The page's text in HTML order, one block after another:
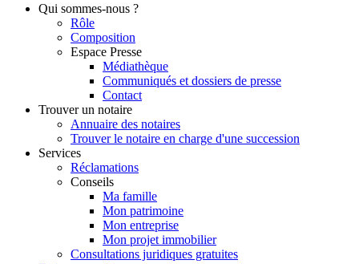
Qui sommes-nous ?
Rôle
Composition
Espace Presse
Médiathèque
Communiqués et dossiers de presse
Contact
Trouver un notaire
Annuaire des notaires
Trouver le notaire en charge d'une succession
Services
Réclamations
Conseils
Ma famille
Mon patrimoine
Mon entreprise
Mon projet immobilier
Consultations juridiques gratuites